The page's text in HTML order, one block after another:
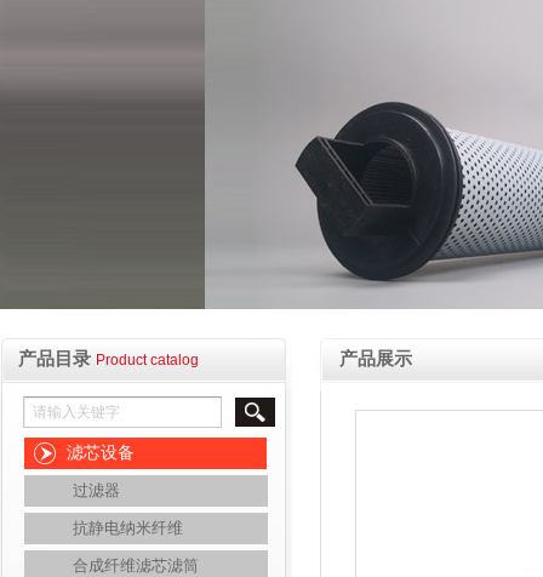
产品目录 Product catalog
滤芯设备
过滤器
抗静电纳米纤维
合成纤维滤芯滤筒
产品展示